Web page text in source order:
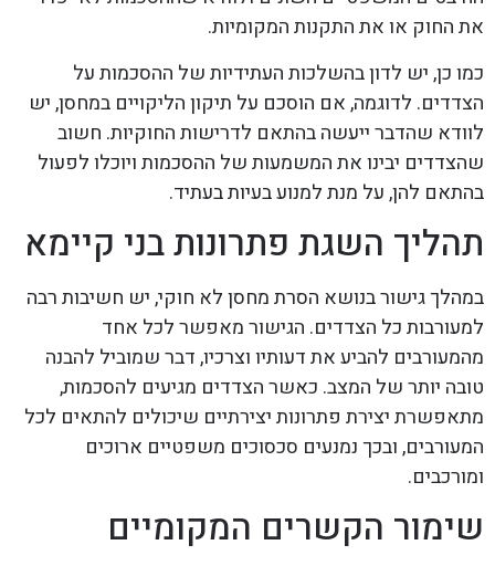
את החוק או את התקנות המקומיות.
כמו כן, יש לדון בהשלכות העתידיות של ההסכמות על
הצדדים. לדוגמה, אם הוסכם על תיקון הליקויים במחסן, יש
לוודא שהדבר ייעשה בהתאם לדרישות החוקיות. חשוב
שהצדדים יבינו את המשמעות של ההסכמות ויוכלו לפעול
בהתאם להן, על מנת למנוע בעיות בעתיד.
תהליך השגת פתרונות בני קיימא
במהלך גישור בנושא הסרת מחסן לא חוקי, יש חשיבות רבה
למעורבות כל הצדדים. הגישור מאפשר לכל אחד
מהמעורבים להביע את דעותיו וצרכיו, דבר שמוביל להבנה
טובה יותר של המצב. כאשר הצדדים מגיעים להסכמות,
מתאפשרת יצירת פתרונות יצירתיים שיכולים להתאים לכל
המעורבים, ובכך נמנעים סכסוכים משפטיים ארוכים
ומורכבים.
שימור הקשרים המקומיים